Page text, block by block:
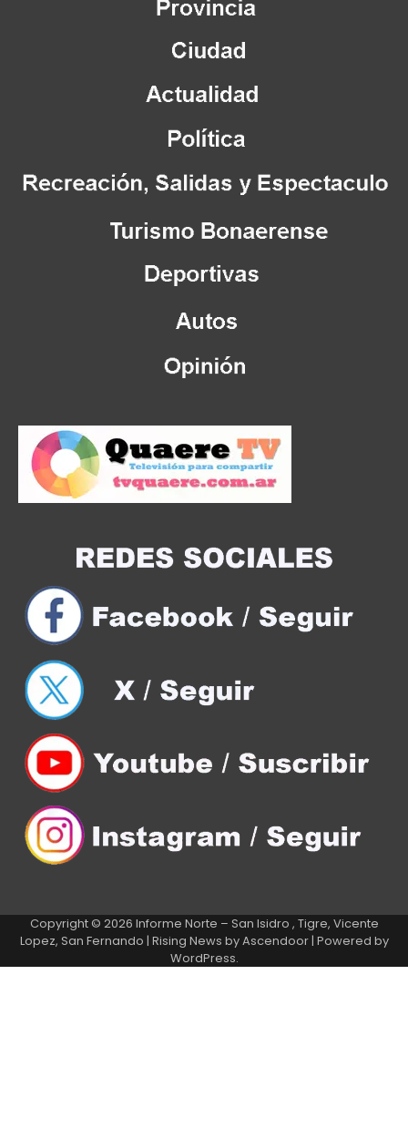
Copyright © 2026 Informe Norte – San Isidro , Tigre, Vicente
Lopez, San Fernando | Rising News byAscendoor| Powered by
WordPress.